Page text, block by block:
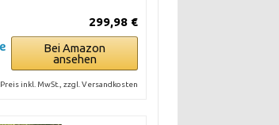
299,98 €
Bei Amazon
ansehen
Preis inkl. MwSt., zzgl. Versandkosten